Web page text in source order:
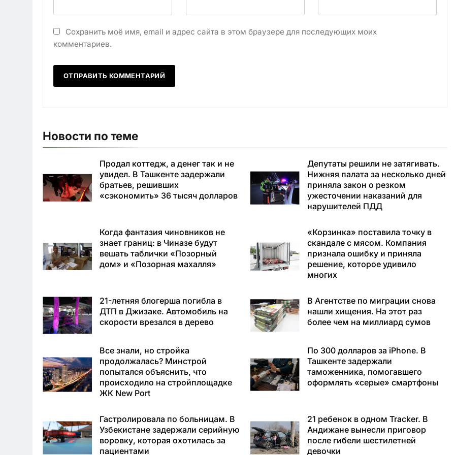
Сохранить моё имя, email и адрес сайта в этом браузере для последующих моих
комментариев.
Новости по теме
Продал коттедж, а денег так и не
увидел. В Ташкенте задержали
братьев, решивших
«сэкономить» 36 тысяч долларов
Депутаты решили не затягивать.
Нижняя палата за несколько дней
приняла закон о резком
ужесточении наказаний для
нарушителей ПДД
Когда фантазия чиновников не
знает границ: в Чиназе будут
вешать таблички «Позорный
дом» и «Позорная махалля»
«Корзинка» поставила точку в
скандале с мясом. Компания
признала ошибку и приняла
решение, которое удивило
многих
21-летняя блогерша погибла в
ДТП в Джизаке. Автомобиль на
скорости врезался в дерево
В Агентстве по миграции снова
нашли хищения. На этот раз
более чем на миллиард сумов
Все знали, но стройка
продолжалась? Минстрой
попытался объяснить, что
происходило на стройплощадке
ЖК New Port
По 300 долларов за iPhone. В
Ташкенте задержали
таможенника, помогавшего
оформлять «серые» смартфоны
Гастролировала по больницам. В
Узбекистане задержали серийную
воровку, которая охотилась за
пациентами
21 ребенок в одном Tracker. В
Андижане вынесли приговор
после гибели шестилетней
девочки